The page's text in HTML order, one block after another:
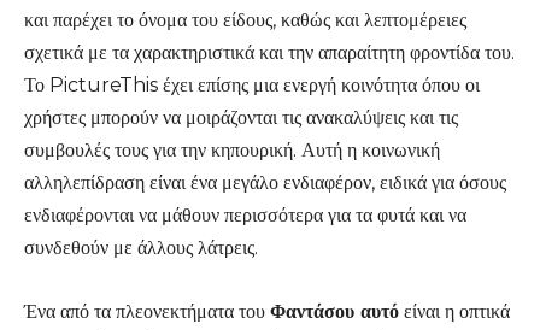
και παρέχει το όνομα του είδους, καθώς και λεπτομέρειες
σχετικά με τα χαρακτηριστικά και την απαραίτητη φροντίδα του.
Το PictureThis έχει επίσης μια ενεργή κοινότητα όπου οι
χρήστες μπορούν να μοιράζονται τις ανακαλύψεις και τις
συμβουλές τους για την κηπουρική. Αυτή η κοινωνική
αλληλεπίδραση είναι ένα μεγάλο ενδιαφέρον, ειδικά για όσους
ενδιαφέρονται να μάθουν περισσότερα για τα φυτά και να
συνδεθούν με άλλους λάτρεις.
Ένα από τα πλεονεκτήματα του Φαντάσου αυτό είναι η οπτικά